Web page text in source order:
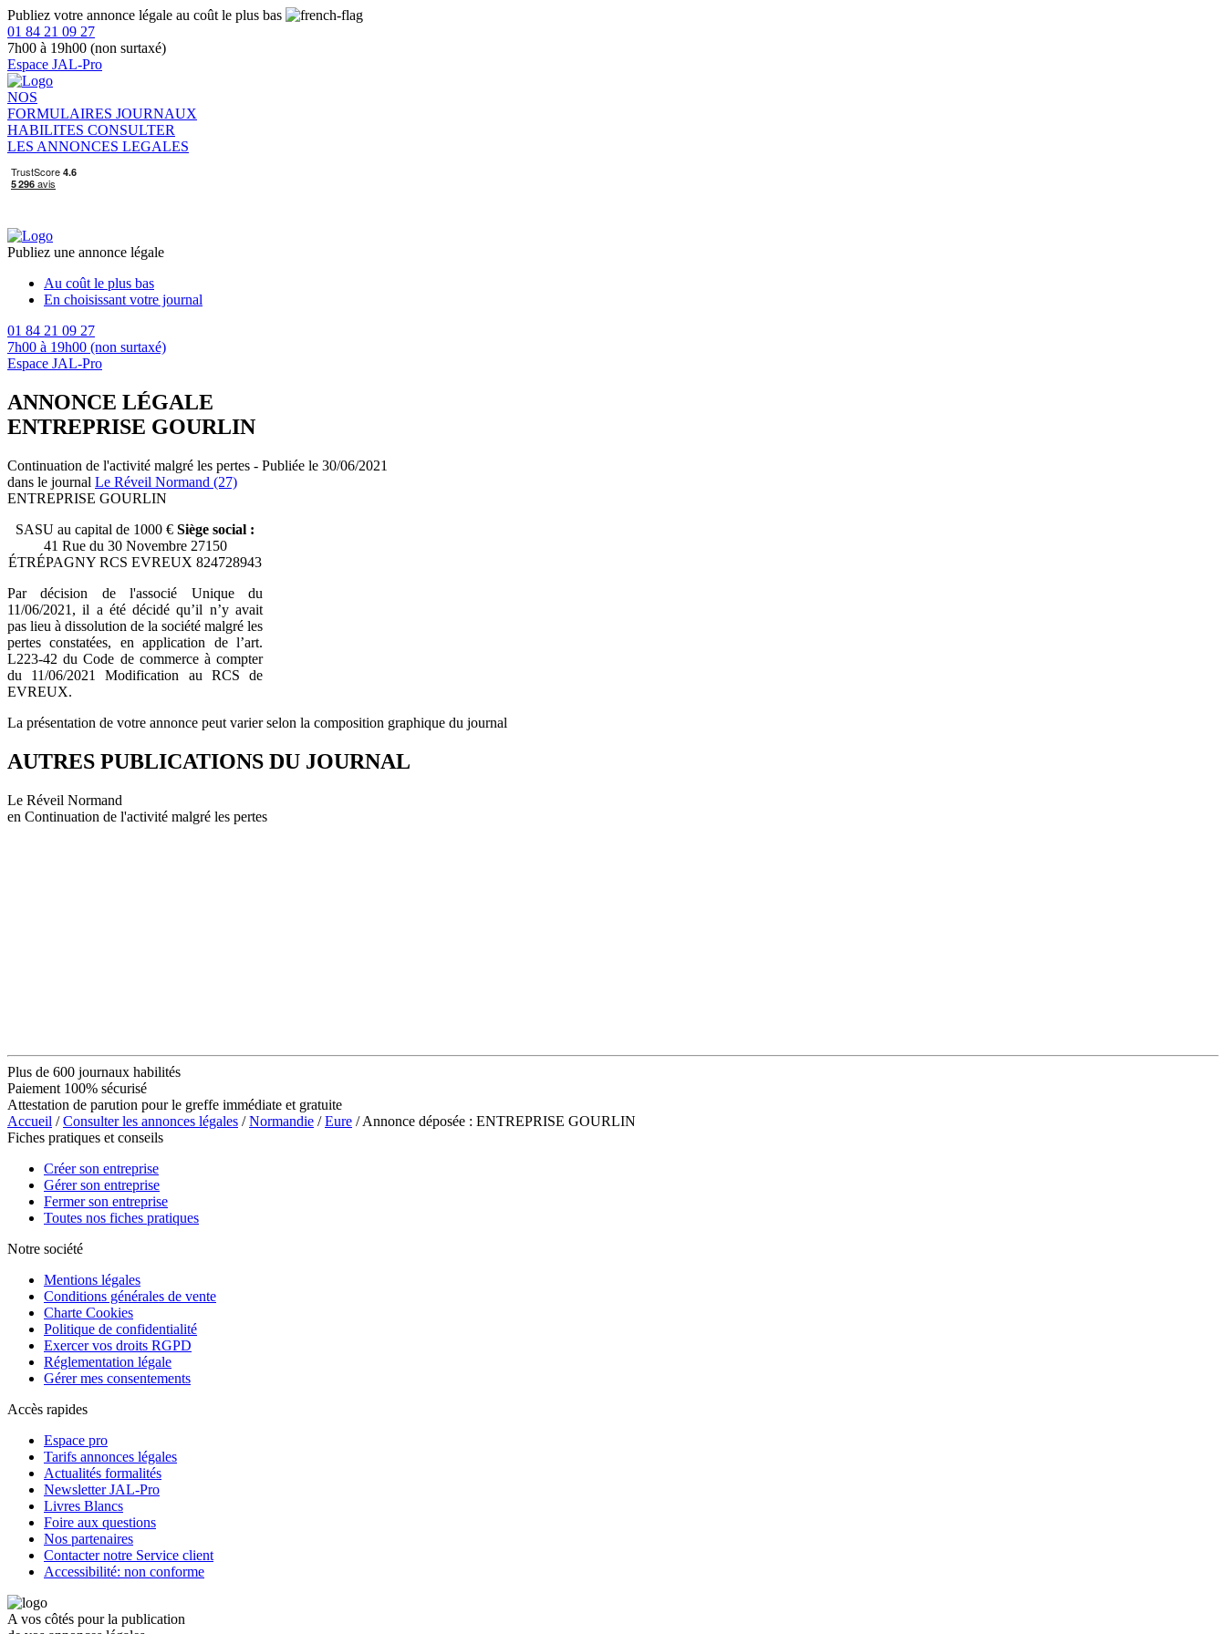
Publiez votre annonce légale au coût le plus bas
01 84 21 09 27
7h00 à 19h00 (non surtaxé)
Espace JAL-Pro
NOS
FORMULAIRES JOURNAUX
HABILITES CONSULTER
LES ANNONCES LEGALES
Publiez une annonce légale
Au coût le plus bas
En choisissant votre journal
01 84 21 09 27
7h00 à 19h00 (non surtaxé)
Espace JAL-Pro
ANNONCE LÉGALE
ENTREPRISE GOURLIN
Continuation de l'activité malgré les pertes - Publiée le 30/06/2021
dans le journal Le Réveil Normand (27)
ENTREPRISE GOURLIN
SASU au capital de 1000 € Siège social :
41 Rue du 30 Novembre 27150
ÉTRÉPAGNY RCS EVREUX 824728943
Par décision de l'associé Unique du
11/06/2021, il a été décidé qu’il n’y avait
pas lieu à dissolution de la société malgré les
pertes constatées, en application de l’art.
L223-42 du Code de commerce à compter
du 11/06/2021 Modification au RCS de
EVREUX.
La présentation de votre annonce peut varier selon la composition graphique du journal
AUTRES PUBLICATIONS DU JOURNAL
Le Réveil Normand
en Continuation de l'activité malgré les pertes
Plus de 600 journaux habilités
Paiement 100% sécurisé
Attestation de parution pour le greffe immédiate et gratuite
Accueil /Consulter les annonces légales /Normandie /Eure / Annonce déposée : ENTREPRISE GOURLIN
Fiches pratiques et conseils
Créer son entreprise
Gérer son entreprise
Fermer son entreprise
Toutes nos fiches pratiques
Notre société
Mentions légales
Conditions générales de vente
Charte Cookies
Politique de confidentialité
Exercer vos droits RGPD
Réglementation légale
Gérer mes consentements
Accès rapides
Espace pro
Tarifs annonces légales
Actualités formalités
Newsletter JAL-Pro
Livres Blancs
Foire aux questions
Nos partenaires
Contacter notre Service client
Accessibilité: non conforme
A vos côtés pour la publication